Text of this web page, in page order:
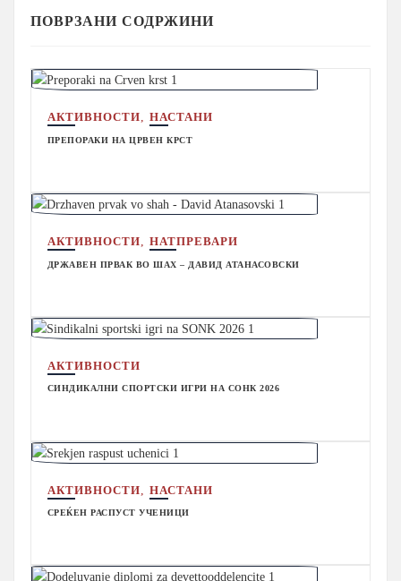
ПОВРЗАНИ СОДРЖИНИ
АКТИВНОСТИ НАСТАНИ
ПРЕПОРАКИ НА ЦРВЕН КРСТ
АКТИВНОСТИ НАТПРЕВАРИ
ДРЖАВЕН ПРВАК ВО ШАХ – ДАВИД АТАНАСОВСКИ
АКТИВНОСТИ
СИНДИКАЛНИ СПОРТСКИ ИГРИ НА СОНК 2026
АКТИВНОСТИ НАСТАНИ
СРЕЌЕН РАСПУСТ УЧЕНИЦИ